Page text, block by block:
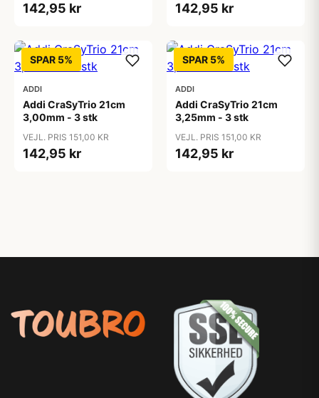
142,95 kr 142,95 kr
SPAR 5%
ADDI
Addi CraSyTrio 21cm
3,00mm - 3 stk
VEJL. PRIS 151,00 KR
142,95 kr
SPAR 5%
ADDI
Addi CraSyTrio 21cm
3,25mm - 3 stk
VEJL. PRIS 151,00 KR
142,95 kr